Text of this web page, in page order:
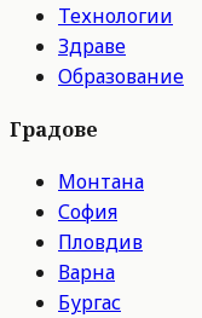
Технологии
Здраве
Образование
Градове
Монтана
София
Пловдив
Варна
Бургас